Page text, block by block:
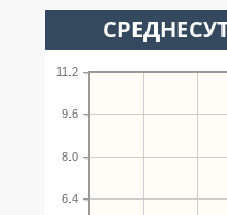
6.4
8.0
9.6
11.2